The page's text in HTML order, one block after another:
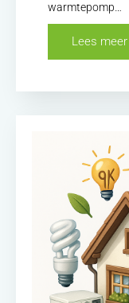
warmtepomp…
Lees meer